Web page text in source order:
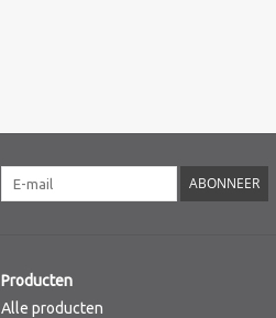
ABONNEER
Producten
Alle producten